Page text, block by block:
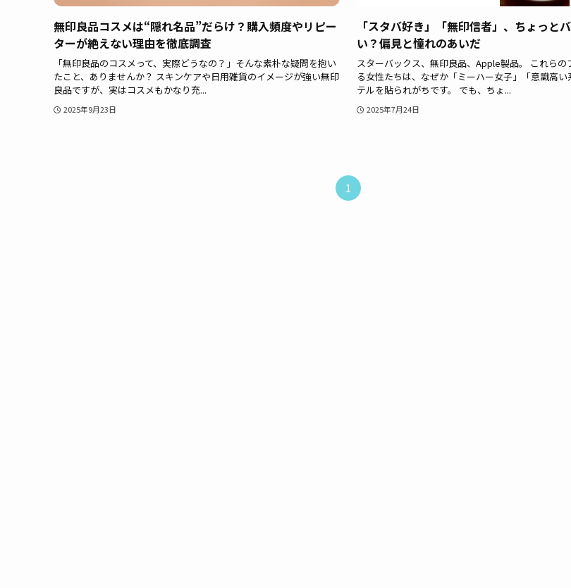
無印良品コスメは“隠れ名品”だらけ？購入頻度やリピー
ターが絶えない理由を徹底調査
「無印良品のコスメって、実際どうなの？」そんな素朴な疑問を抱い
たこと、ありませんか？ スキンケアや日用雑貨のイメージが強い無印
良品ですが、実はコスメもかなり充...
2025年9月23日
「スタバ好き」「無印信者」、ちょっと
い？偏見と憧れのあいだ
スターバックス、無印良品、Apple製品。 これらの
る女性たちは、なぜか「ミーハー女子」「意識高い
テルを貼られがちです。 でも、ちょ...
2025年7月24日
1